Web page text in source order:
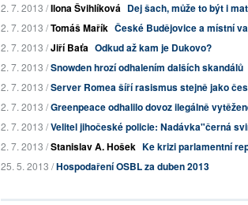
2. 7. 2013 /Ilona Švihlíková Dej šach, může to být i
2. 7. 2013 /Tomáš Mařík České Budějovice a místní
2. 7. 2013 /Jiří Baťa Odkud až kam je Dukovo?
2. 7. 2013 /Snowden hrozí odhalením dalších skandálů
2. 7. 2013 /Server Romea šíří rasismus stejně jako
2. 7. 2013 /Greenpeace odhalilo dovoz ilegálně
2. 7. 2013 /Velitel jihočeské policie: Nadávka"černá
2. 7. 2013 /Stanislav A. Hošek Ke krizi parlamentní
25. 5. 2013 /Hospodaření OSBL za duben 2013